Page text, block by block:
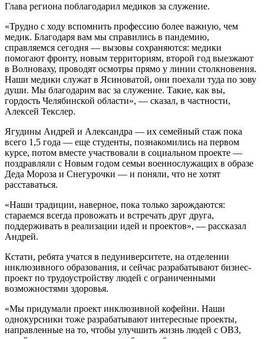
Глава региона поблагодарил медиков за служение.
«Трудно с ходу вспомнить профессию более важную, чем
медик. Благодаря вам мы справились в пандемию,
справляемся сегодня — вызовы сохраняются: медики
помогают фронту, новым территориям, второй год выезжают
в Волноваху, проводят осмотры прямо у линии столкновения.
Наши медики служат в Ясиноватой, они поехали туда по зову
души. Мы благодарим вас за служение. Такие, как вы,
гордость Челябинской области», — сказал, в частности,
Алексей Текслер.
Ягудины Андрей и Александра — их семейный стаж пока
всего 1,5 года — еще студенты, познакомились на первом
курсе, потом вместе участвовали в социальном проекте —
поздравляли с Новым годом семьи военнослужащих в образе
Деда Мороза и Снегурочки — и поняли, что не хотят
расставаться.
«Наши традиции, наверное, пока только зарождаются:
стараемся всегда провожать и встречать друг друга,
поддерживать в реализации идей и проектов», — рассказал
Андрей.
Кстати, ребята учатся в педуниверситете, на отделении
инклюзивного образования, и сейчас разрабатывают бизнес-
проект по трудоустройству людей с ограниченными
возможностями здоровья.
«Мы придумали проект инклюзивной кофейни. Наши
однокурсники тоже разрабатывают интересные проекты,
направленные на то, чтобы улучшить жизнь людей с ОВЗ,